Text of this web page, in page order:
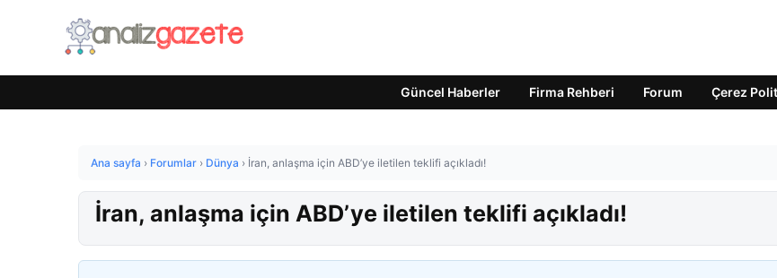
Güncel Haberler Firma Rehberi Forum Çerez
Ana sayfa › Forumlar › Dünya › İran, anlaşma için ABD’ye iletilen teklifi açıkladı!
İran, anlaşma için ABD’ye iletilen teklifi açıkladı!